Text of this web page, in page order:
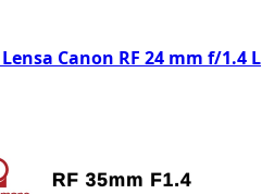
Canon RF 24 mm f/1.4 L